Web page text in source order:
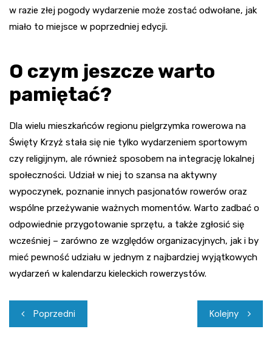
w razie złej pogody wydarzenie może zostać odwołane, jak
miało to miejsce w poprzedniej edycji.
O czym jeszcze warto
pamiętać?
Dla wielu mieszkańców regionu pielgrzymka rowerowa na
Święty Krzyż stała się nie tylko wydarzeniem sportowym
czy religijnym, ale również sposobem na integrację lokalnej
społeczności. Udział w niej to szansa na aktywny
wypoczynek, poznanie innych pasjonatów rowerów oraz
wspólne przeżywanie ważnych momentów. Warto zadbać o
odpowiednie przygotowanie sprzętu, a także zgłosić się
wcześniej – zarówno ze względów organizacyjnych, jak i by
mieć pewność udziału w jednym z najbardziej wyjątkowych
wydarzeń w kalendarzu kieleckich rowerzystów.
Nawigacja
wpisu
Poprzedni Kolejny